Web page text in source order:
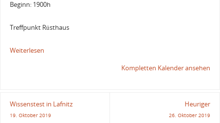
Beginn: 1900h
Treffpunkt Rüsthaus
Weiterlesen
Kompletten Kalender ansehen
Wissenstest in Lafnitz
19. Oktober 2019
Heuriger
26. Oktober 2019